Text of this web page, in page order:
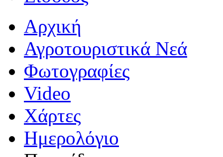
Αρχική
Αγροτουριστικά Νεά
Φωτογραφίες
Video
Χάρτες
Ημερολόγιο